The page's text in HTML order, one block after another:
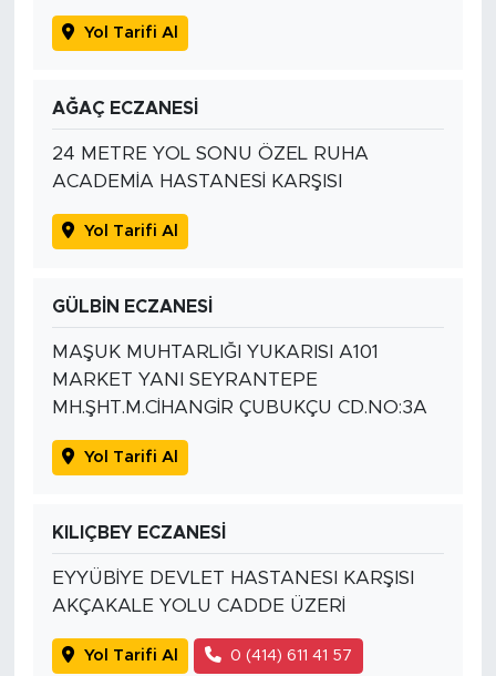
Yol Tarifi Al
AĞAÇ ECZANESİ
24 METRE YOL SONU ÖZEL RUHA
ACADEMİA HASTANESİ KARŞISI
Yol Tarifi Al
GÜLBİN ECZANESİ
MAŞUK MUHTARLIĞI YUKARISI A101
MARKET YANI SEYRANTEPE
MH.ŞHT.M.CİHANGİR ÇUBUKÇU CD.NO:3A
Yol Tarifi Al
KILIÇBEY ECZANESİ
EYYÜBİYE DEVLET HASTANESI KARŞISI
AKÇAKALE YOLU CADDE ÜZERİ
Yol Tarifi Al 0 (414) 611 41 57